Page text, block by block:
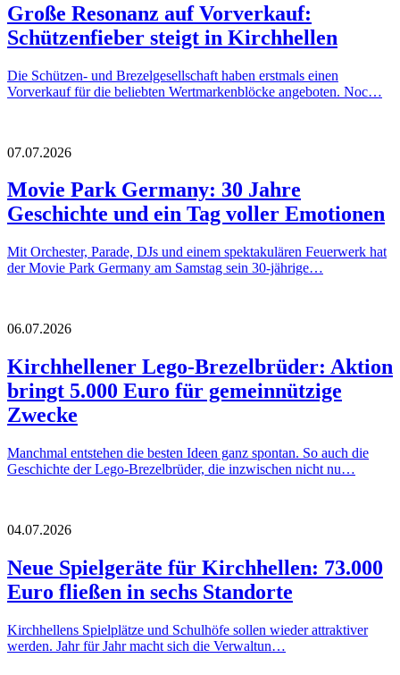
Große Resonanz auf Vorverkauf:
Schützenfieber steigt in Kirchhellen
Die Schützen- und Brezelgesellschaft haben erstmals einen
Vorverkauf für die beliebten Wertmarkenblöcke angeboten. Noc…
07.07.2026
Movie Park Germany: 30 Jahre
Geschichte und ein Tag voller Emotionen
Mit Orchester, Parade, DJs und einem spektakulären Feuerwerk hat
der Movie Park Germany am Samstag sein 30-jährige…
06.07.2026
Kirchhellener Lego-Brezelbrüder: Aktion
bringt 5.000 Euro für gemeinnützige
Zwecke
Manchmal entstehen die besten Ideen ganz spontan. So auch die
Geschichte der Lego-Brezelbrüder, die inzwischen nicht nu…
04.07.2026
Neue Spielgeräte für Kirchhellen: 73.000
Euro fließen in sechs Standorte
Kirchhellens Spielplätze und Schulhöfe sollen wieder attraktiver
werden. Jahr für Jahr macht sich die Verwaltun…